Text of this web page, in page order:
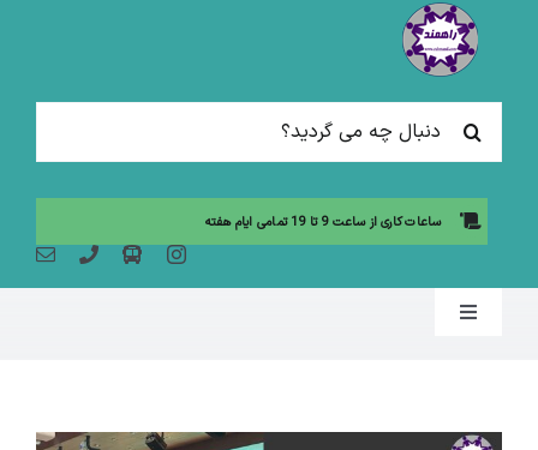
جستجو
برای:
ساعات کاری از ساعت 9 تا 19 تمامی ایام هفته
Toggle